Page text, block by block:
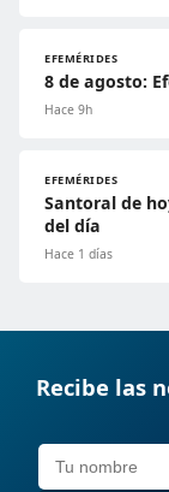
EFEMÉRIDES
8 de agosto:
Hace 9h
EFEMÉRIDES
Santoral de
del día
Hace 1 días
Recibe las